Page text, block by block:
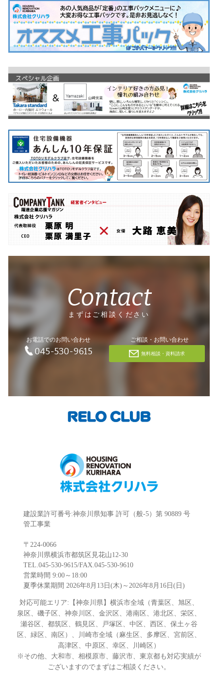
Contact
まずはご相談ください
お電話でのお問い合わせ
045-530-9615
ご相談・お問い合わせ
無料相談・資料請求
建設業許可番号:神奈川県知事 許可（般-5）第 90889 号
管工事業
〒224-0066
神奈川県横浜市都筑区見花山12-30
TEL.045-530-9615/FAX.045-530-9610
営業時間 9:00～18:00
夏季休業期間 2026年8月13日(木)～2026年8月16日(日)
対応可能エリア:【神奈川県】横浜市全域（青葉区、旭区、
泉区、磯子区、神奈川区、金沢区、港南区、港北区、栄区、
瀬谷区、都筑区、鶴見区、戸塚区、中区、西区、保土ヶ谷
区、緑区、南区）、川崎市全域（麻生区、多摩区、宮前区、
高津区、中原区、幸区、川崎区）
※その他、大和市、相模原市、藤沢市、東京都も対応実績が
ございますのでまずはご相談ください。